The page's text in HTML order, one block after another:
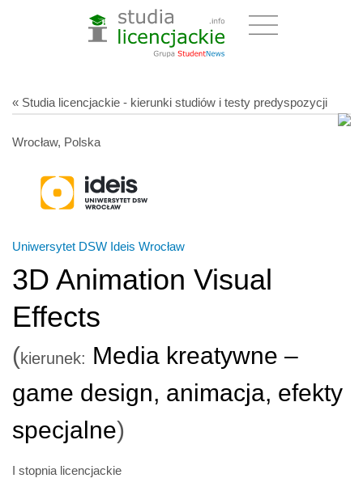
« Studia licencjackie - kierunki studiów i testy predyspozycji
Wrocław, Polska
Uniwersytet DSW Ideis Wrocław
3D Animation Visual
Effects
(kierunek: Media kreatywne –
game design, animacja, efekty
specjalne)
I stopnia licencjackie